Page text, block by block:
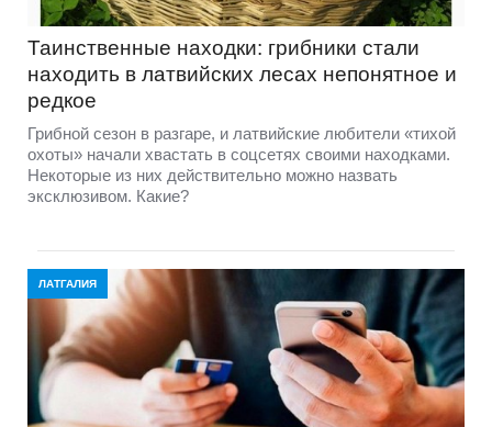
Таинственные находки: грибники стали
находить в латвийских лесах непонятное и
редкое
Грибной сезон в разгаре, и латвийские любители «тихой
охоты» начали хвастать в соцсетях своими находками.
Некоторые из них действительно можно назвать
эксклюзивом. Какие?
ЛАТГАЛИЯ